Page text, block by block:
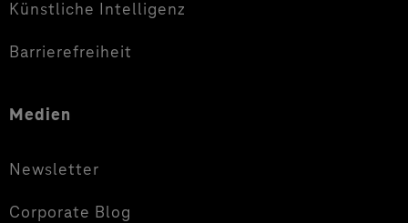
Künstliche Intelligenz
Barrierefreiheit
Medien
Newsletter
Corporate Blog